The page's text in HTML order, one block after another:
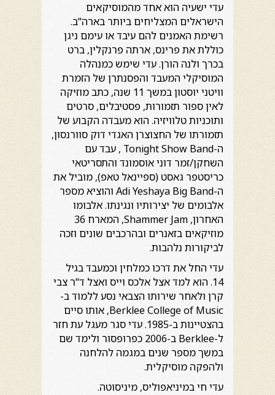
עדי ישעיה הוא אחד מהמוסיקאים
הישראלים המצליחים ביותר בארה"ב.
רשימת האמנים להם עיבד או עימם ניגן
כוללת את פרינס, ארתה פרנקלין, ברט
בכרך ולנה הורן. עדי שימש כמנהלה
המוסיקלי המעבד והפסנתרן של הזמרת
וויטני יוסטון במשך 11 שנה, כתב מוזיקה
לאין ספור תזמורות, פסטיבלים, סרטים
ותוכניות טלוויזיה. הוא מעבדה הקבוע של
תזמורתו של החצוצרן האגדי דוק סוורנסון,
ה-Tonight Show Band , עבד עם
השחקן/זמר דוני אוסמונד והתסריטאי
כריסטפר גאסט (ספיינאל טאפ), מוביל את
ה-Adi Yeshaya Big Band והוציא מספר
אלבומים של יצירותיו ונגינתו. אלבומו
האחרון, Shammer Jam, המארח 36
מוזיקאים בזאנרים ובהרכבים שונים וזכה
לביקורות נלהבות.
עדי החל את דרכו כמלחין וכמעבד בגיל
14. הוא למד אצל אלכס וייס ואצל ד"ר צבי
קרן ולאחר שירותו הצבאי נסע ללמוד ב-
Berklee College of Music, אותו סיים
בהצטיינות ב-1985. עדי סגר מעגל עת חזר
ל-Berklee ב-2006 כפרופסור ולימד שם
במשך מספר שנים במגמה להלחנה
ולהפקה מוסיקלית.
עדי חי במיניאפוליס, מיניסוטה.